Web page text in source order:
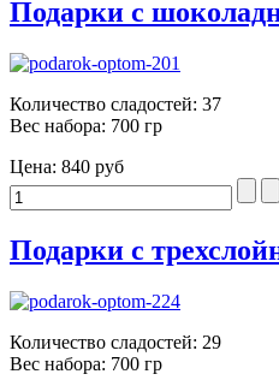
Подарки с
Количество сладостей: 37
Вес набора: 700 гр
Цена: 840 руб
Подарки с
Количество сладостей: 29
Вес набора: 700 гр